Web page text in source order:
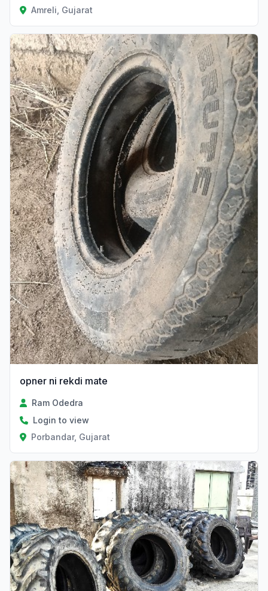
Amreli, Gujarat
opner ni rekdi mate
Ram Odedra
Login to view
Porbandar, Gujarat